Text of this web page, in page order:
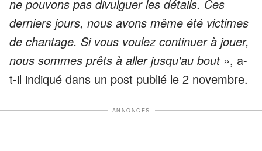
ne pouvons pas divulguer les détails. Ces
derniers jours, nous avons même été victimes
de chantage. Si vous voulez continuer à jouer,
nous sommes prêts à aller jusqu'au bout», a-
t-il indiqué dans un post publié le 2 novembre.
ANNONCES